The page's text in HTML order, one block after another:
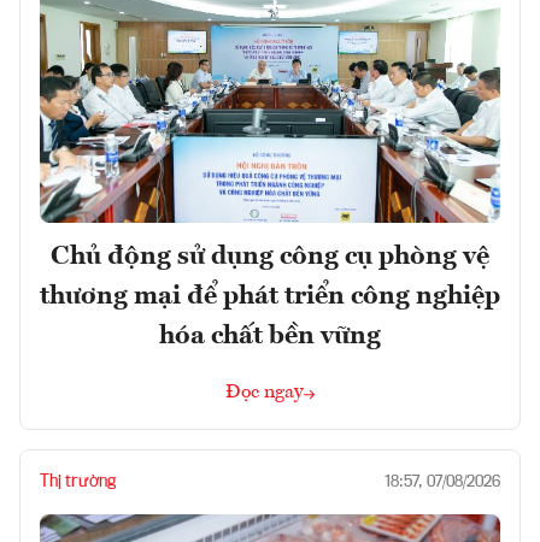
Chủ động sử dụng công cụ phòng vệ
thương mại để phát triển công nghiệp
hóa chất bền vững
Đọc ngay
Thị trường 18:57, 07/08/2026